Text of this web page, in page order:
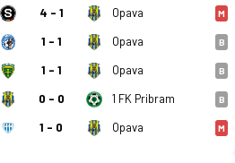
4 - 1 Opava M
1 - 1 Opava B
1 - 1 Opava B
0 - 0 1 FK Pribram B
1 - 0 Opava M